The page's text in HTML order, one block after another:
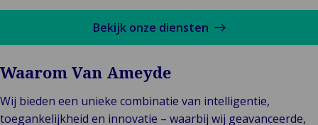
Bekijk onze diensten
Waarom Van Ameyde
Wij bieden een unieke combinatie van intelligentie,
toegankelijkheid en innovatie – waarbij wij geavanceerde,